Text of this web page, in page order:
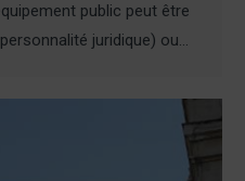
public peut être
juridique) ou…